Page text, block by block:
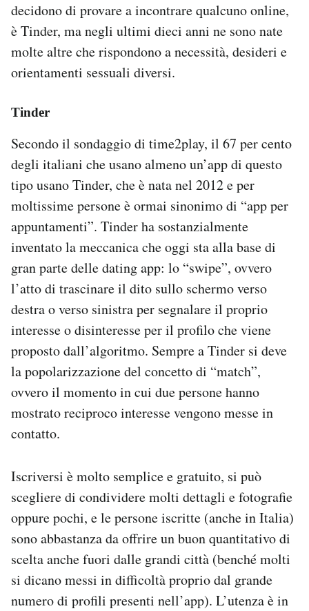
decidono di provare a incontrare qualcuno online,
è Tinder, ma negli ultimi dieci anni ne sono nate
molte altre che rispondono a necessità, desideri e
orientamenti sessuali diversi.
Tinder
Secondo il sondaggio di time2play, il 67 per cento
degli italiani che usano almeno un’app di questo
tipo usano Tinder, che è nata nel 2012 e per
moltissime persone è ormai sinonimo di “app per
appuntamenti”. Tinder ha sostanzialmente
inventato la meccanica che oggi sta alla base di
gran parte delle dating app: lo “swipe”, ovvero
l’atto di trascinare il dito sullo schermo verso
destra o verso sinistra per segnalare il proprio
interesse o disinteresse per il profilo che viene
proposto dall’algoritmo. Sempre a Tinder si deve
la popolarizzazione del concetto di “match”,
ovvero il momento in cui due persone hanno
mostrato reciproco interesse vengono messe in
contatto.
Iscriversi è molto semplice e gratuito, si può
scegliere di condividere molti dettagli e fotografie
oppure pochi, e le persone iscritte (anche in Italia)
sono abbastanza da offrire un buon quantitativo di
scelta anche fuori dalle grandi città (benché molti
si dicano messi in difficoltà proprio dal grande
numero di profili presenti nell’app). L’utenza è in